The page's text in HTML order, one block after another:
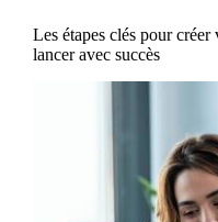
Les étapes clés pour
lancer avec succès